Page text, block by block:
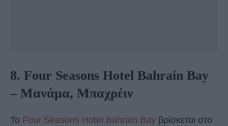
8. Four Seasons Hotel Bahrain Bay
– Μανάμα, Μπαχρέιν
Το Four Seasons Hotel Bahrain Bay βρίσκεται στο